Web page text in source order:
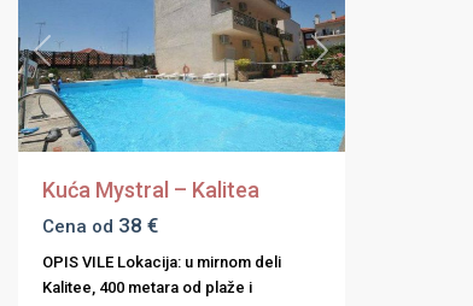
Previous Next
Kuća Mystral – Kalitea
Cena od 38 €
OPIS VILE Lokacija: u mirnom deli
Kalitee, 400 metara od plaže i